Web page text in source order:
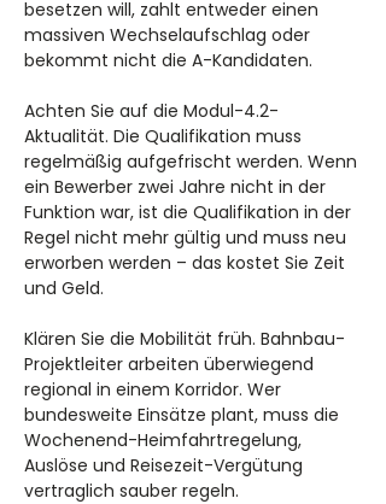
besetzen will, zahlt entweder einen
massiven Wechselaufschlag oder
bekommt nicht die A-Kandidaten.
Achten Sie auf die Modul-4.2-
Aktualität. Die Qualifikation muss
regelmäßig aufgefrischt werden. Wenn
ein Bewerber zwei Jahre nicht in der
Funktion war, ist die Qualifikation in der
Regel nicht mehr gültig und muss neu
erworben werden – das kostet Sie Zeit
und Geld.
Klären Sie die Mobilität früh. Bahnbau-
Projektleiter arbeiten überwiegend
regional in einem Korridor. Wer
bundesweite Einsätze plant, muss die
Wochenend-Heimfahrtregelung,
Auslöse und Reisezeit-Vergütung
vertraglich sauber regeln.